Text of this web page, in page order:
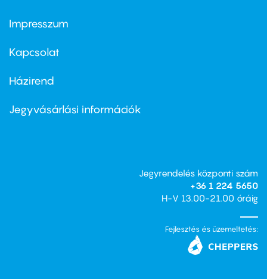
Footer
first
Impresszum
Kapcsolat
Footer
second
Házirend
Jegyvásárlási információk
Jegyrendelés központi szám
+36 1 224 5650
H-V 13.00-21.00 óráig
Fejlesztés és üzemeltetés: